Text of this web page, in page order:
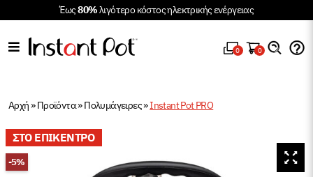
Έως80%λιγότερο κόστος ηλεκτρικής ενέργειας
0 0
Αρχή»Προϊόντα»Πολυμάγειρες»Instant Pot PRO
ΣΤΟ ΕΠΙΚΕΝΤΡΟ
-5%